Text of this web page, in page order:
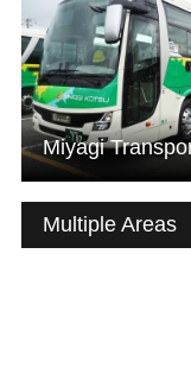
Multiple Areas